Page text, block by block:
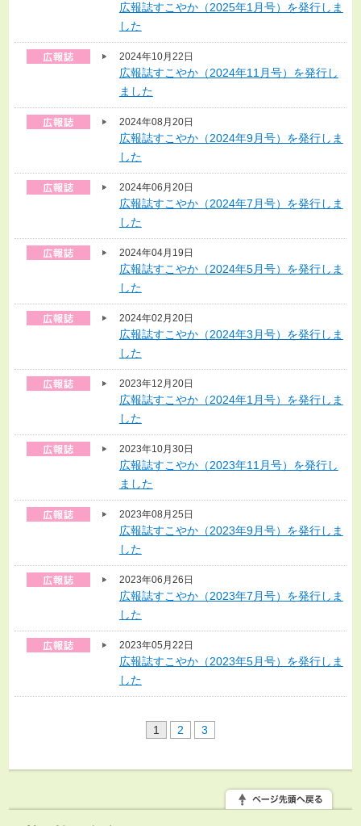
広報誌すこやか（2025年1月号）を発行しま
した
2024年10月22日
広報誌すこやか（2024年11月号）を発行し
ました
2024年08月20日
広報誌すこやか（2024年9月号）を発行しま
した
2024年06月20日
広報誌すこやか（2024年7月号）を発行しま
した
2024年04月19日
広報誌すこやか（2024年5月号）を発行しま
した
2024年02月20日
広報誌すこやか（2024年3月号）を発行しま
した
2023年12月20日
広報誌すこやか（2024年1月号）を発行しま
した
2023年10月30日
広報誌すこやか（2023年11月号）を発行し
ました
2023年08月25日
広報誌すこやか（2023年9月号）を発行しま
した
2023年06月26日
広報誌すこやか（2023年7月号）を発行しま
した
2023年05月22日
広報誌すこやか（2023年5月号）を発行しま
した
1 2 3